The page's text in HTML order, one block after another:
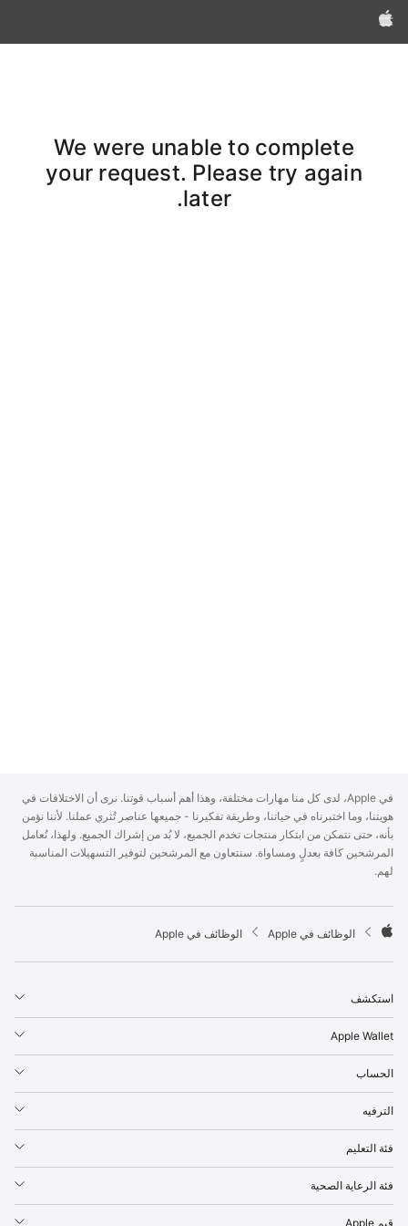
Apple‏
We were unable to complete
your request. Please try again
later.
p
p
l
e
F
o
t
r
في Apple، لدى كل منا مهارات مختلفة، وهذا أهم أسباب قوتنا. نرى أن الاختلافات في
هويتنا، وما اختبرناه في حياتنا، وطريقة تفكيرنا - جميعها عناصر تُثري عملنا. لأننا نؤمن
بأنه، حتى نتمكن من ابتكار منتجات تخدم الجميع، لا بُد من إشراك الجميع. ولهذا، نُعامل
المرشحين كافة بعدلٍ ومساواة. سنتعاون مع المرشحين لتوفير التسهيلات المناسبة
لهم.

p
l
e
الوظائف في Apple الوظائف في Apple
استكشف
Apple Wallet
الحساب
الترفيه
فئة التعليم
فئة الرعاية الصحية
قيم Apple